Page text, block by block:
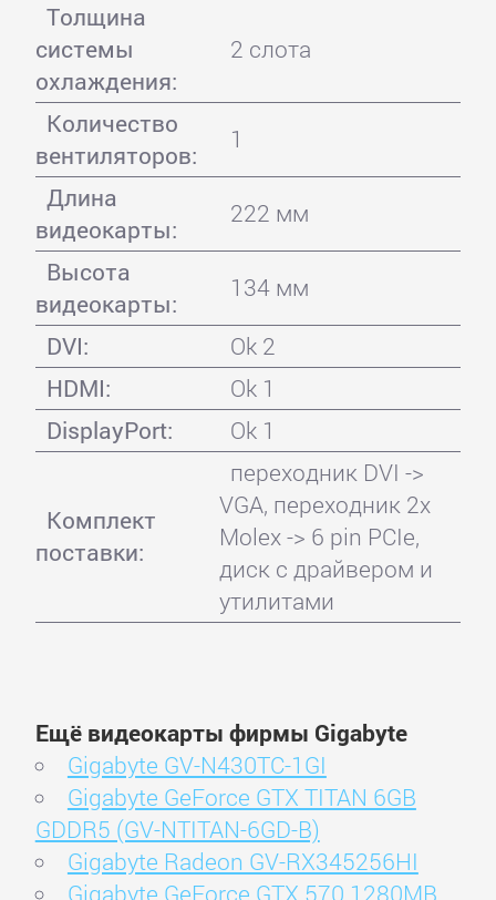
Толщина
системы
охлаждения:
2 слота
Количество
вентиляторов:
1
Длина
видеокарты:
222 мм
Высота
видеокарты:
134 мм
DVI:
Ok 2
HDMI:
Ok 1
DisplayPort:
Ok 1
Комплект
поставки:
переходник DVI ->
VGA, переходник 2x
Molex -> 6 pin PCIe,
диск с драйвером и
утилитами
Ещё видеокарты фирмы Gigabyte
Gigabyte GV-N430TC-1GI
Gigabyte GeForce GTX TITAN 6GB
GDDR5 (GV-NTITAN-6GD-B)
Gigabyte Radeon GV-RX345256HI
Gigabyte GeForce GTX 570 1280MB